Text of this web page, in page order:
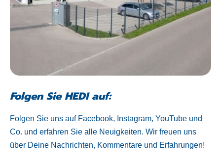
Folgen Sie HEDI auf:
Folgen Sie uns auf Facebook, Instagram, YouTube und
Co. und erfahren Sie alle Neuigkeiten. Wir freuen uns
über Deine Nachrichten, Kommentare und Erfahrungen!